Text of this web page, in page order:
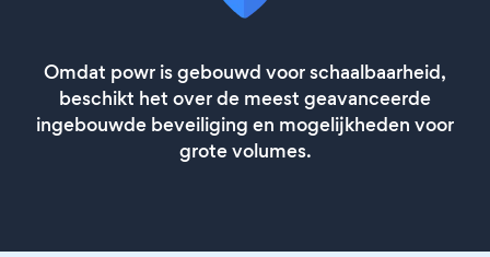
Omdat powr is gebouwd voor schaalbaarheid,
beschikt het over de meest geavanceerde
ingebouwde beveiliging en mogelijkheden voor
grote volumes.